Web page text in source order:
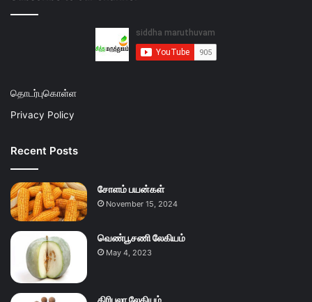
தொடர்புகொள்ள
Privacy Policy
Recent Posts
சோளம் பயன்கள்
November 15, 2024
வெண்பூசணி லேகியம்
May 4, 2023
திரிபலா லேகியம்